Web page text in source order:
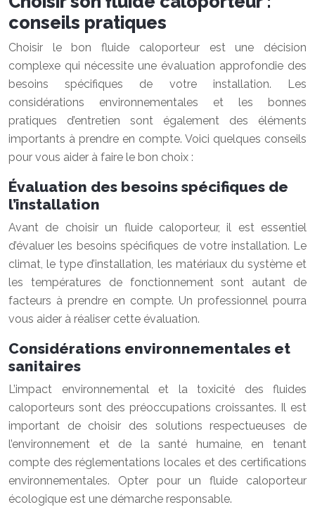
conseils pratiques
Choisir le bon fluide caloporteur est une décision
complexe qui nécessite une évaluation approfondie des
besoins spécifiques de votre installation. Les
considérations environnementales et les bonnes
pratiques d’entretien sont également des éléments
importants à prendre en compte. Voici quelques conseils
pour vous aider à faire le bon choix :
Évaluation des besoins spécifiques de
l’installation
Avant de choisir un fluide caloporteur, il est essentiel
d’évaluer les besoins spécifiques de votre installation. Le
climat, le type d’installation, les matériaux du système et
les températures de fonctionnement sont autant de
facteurs à prendre en compte. Un professionnel pourra
vous aider à réaliser cette évaluation.
Considérations environnementales et
sanitaires
L’impact environnemental et la toxicité des fluides
caloporteurs sont des préoccupations croissantes. Il est
important de choisir des solutions respectueuses de
l’environnement et de la santé humaine, en tenant
compte des réglementations locales et des certifications
environnementales. Opter pour un fluide caloporteur
écologique est une démarche responsable.